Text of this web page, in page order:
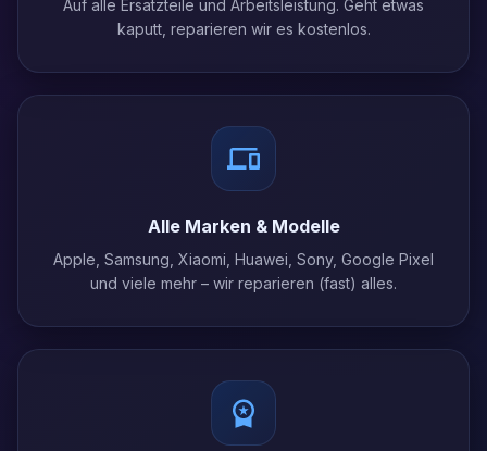
Auf alle Ersatzteile und Arbeitsleistung. Geht etwas
kaputt, reparieren wir es kostenlos.
Alle Marken & Modelle
Apple, Samsung, Xiaomi, Huawei, Sony, Google Pixel
und viele mehr – wir reparieren (fast) alles.